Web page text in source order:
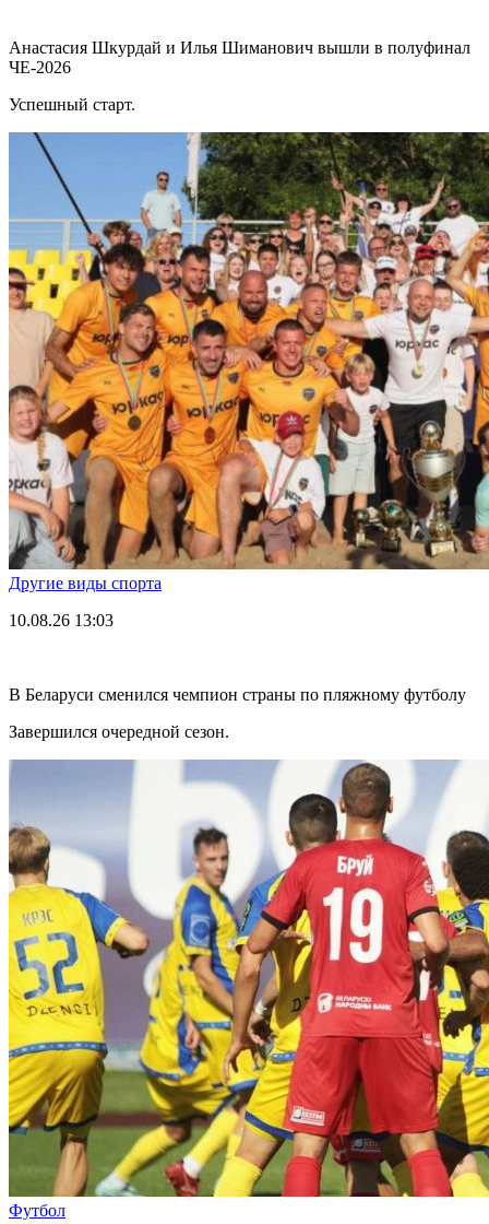
Анастасия Шкурдай и Илья Шиманович вышли в полуфинал
ЧЕ-2026
Успешный старт.
Другие виды спорта
10.08.26 13:03
В Беларуси сменился чемпион страны по пляжному футболу
Завершился очередной сезон.
Футбол